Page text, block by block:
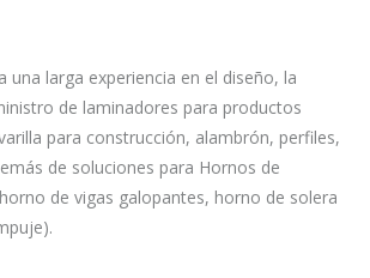
una larga experiencia en el diseño, la
de laminadores para productos
para construcción, alambrón, perfiles,
de soluciones para Hornos de
de vigas galopantes, horno de solera